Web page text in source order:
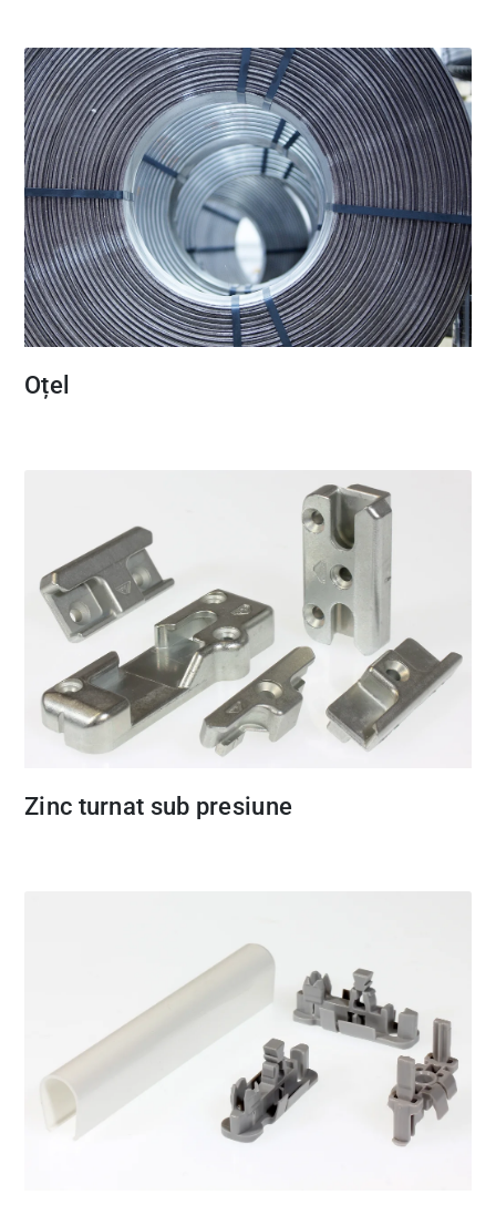
Oțel
Zinc turnat sub presiune